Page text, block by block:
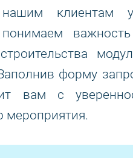
клиентам
важность
форму
вам с
мероприятия.